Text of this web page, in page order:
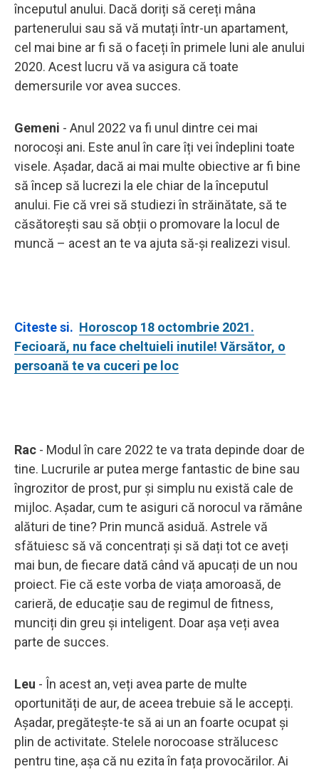
începutul anului. Dacă doriți să cereți mâna
partenerului sau să vă mutați într-un apartament,
cel mai bine ar fi să o faceți în primele luni ale anului
2020. Acest lucru vă va asigura că toate
demersurile vor avea succes.
Gemeni - Anul 2022 va fi unul dintre cei mai
norocoși ani. Este anul în care îți vei îndeplini toate
visele. Așadar, dacă ai mai multe obiective ar fi bine
să încep să lucrezi la ele chiar de la începutul
anului. Fie că vrei să studiezi în străinătate, să te
căsătorești sau să obții o promovare la locul de
muncă – acest an te va ajuta să-și realizezi visul.
Citeste si. Horoscop 18 octombrie 2021.
Fecioară, nu face cheltuieli inutile! Vărsător, o
persoană te va cuceri pe loc
Rac - Modul în care 2022 te va trata depinde doar de
tine. Lucrurile ar putea merge fantastic de bine sau
îngrozitor de prost, pur și simplu nu există cale de
mijloc. Așadar, cum te asiguri că norocul va rămâne
alături de tine? Prin muncă asiduă. Astrele vă
sfătuiesc să vă concentrați și să dați tot ce aveți
mai bun, de fiecare dată când vă apucați de un nou
proiect. Fie că este vorba de viața amoroasă, de
carieră, de educație sau de regimul de fitness,
munciți din greu și inteligent. Doar așa veți avea
parte de succes.
Leu - În acest an, veți avea parte de multe
oportunități de aur, de aceea trebuie să le accepți.
Așadar, pregătește-te să ai un an foarte ocupat și
plin de activitate. Stelele norocoase strălucesc
pentru tine, așa că nu ezita în fața provocărilor. Ai